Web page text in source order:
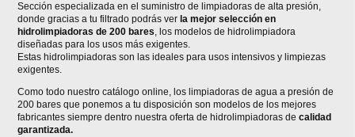
Sección especializada en el suministro de limpiadoras de alta presión,
donde gracias a tu filtrado podrás ver la mejor selección en
hidrolimpiadoras de 200 bares, los modelos de hidrolimpiadora
diseñadas para los usos más exigentes.
Estas hidrolimpiadoras son las ideales para usos intensivos y limpiezas
exigentes.
Como todo nuestro catálogo online, los limpiadoras de agua a presión de
200 bares que ponemos a tu disposición son modelos de los mejores
fabricantes siempre dentro nuestra oferta de hidrolimpiadoras decalidad
garantizada.